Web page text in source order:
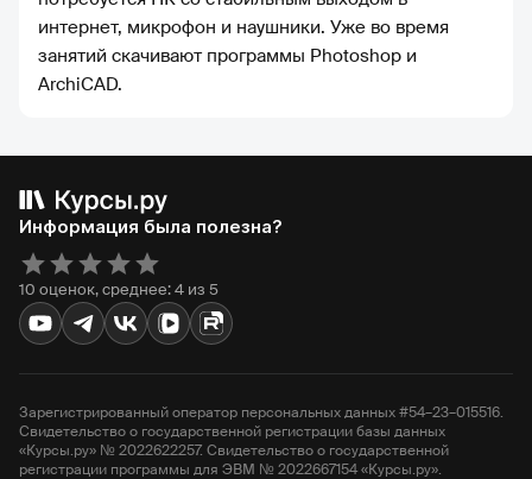
интернет, микрофон и наушники. Уже во время
занятий скачивают программы Photoshop и
ArchiCAD.
Информация была полезна?
10 оценок, среднее: 4 из 5
Зарегистрированный оператор персональных данных #54–23–015516.
Свидетельство о государственной регистрации базы данных
«Курсы.ру» № 2022622257. Свидетельство о государственной
регистрации программы для ЭВМ № 2022667154 «Курсы.ру».